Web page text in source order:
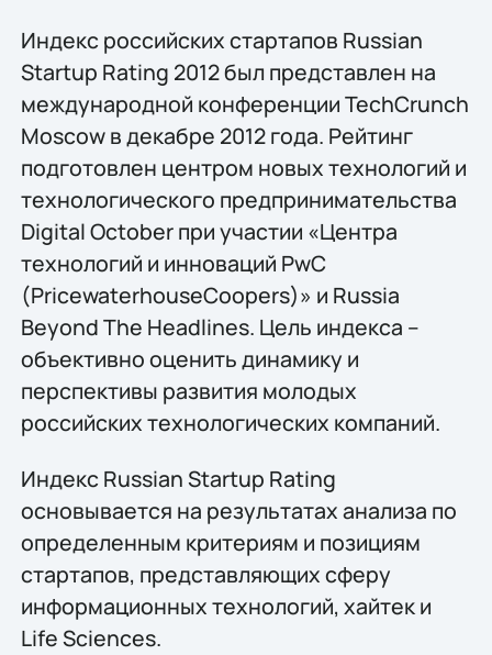
Индекс российских стартапов Russian
Startup Rating 2012 был представлен на
международной конференции TechCrunch
Moscow в декабре 2012 года. Рейтинг
подготовлен центром новых технологий и
технологического предпринимательства
Digital October при участии «Центра
технологий и инноваций PwC
(PricewaterhouseCoopers)» и Russia
Beyond The Headlines. Цель индекса –
объективно оценить динамику и
перспективы развития молодых
российских технологических компаний.
Индекс Russian Startup Rating
основывается на результатах анализа по
определенным критериям и позициям
стартапов, представляющих сферу
информационных технологий, хайтек и
Life Sciences.